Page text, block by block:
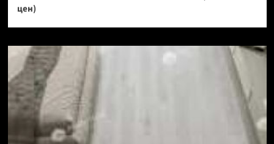
цен)